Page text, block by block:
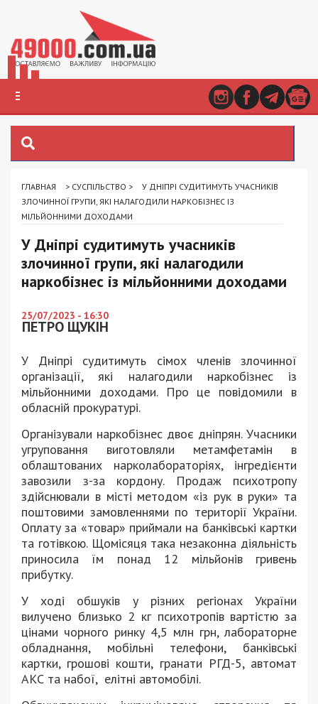
ГЛАВНАЯ > СУСПІЛЬСТВО >
У ДНІПРІ СУДИТИМУТЬ УЧАСНИКІВ
ЗЛОЧИННОЇ ГРУПИ, ЯКІ НАЛАГОДИЛИ НАРКОБІЗНЕС ІЗ
МІЛЬЙОННИМИ ДОХОДАМИ
У Дніпрі судитимуть учасників
злочинної групи, які налагодили
наркобізнес із мільйонними доходами
25/07/2023 - 16:30
ПЕТРО ЩУКІН
У Дніпрі судитимуть сімох членів злочинної
організації, які налагодили наркобізнес із
мільйонними доходами. Про це повідомили в
обласній прокуратурі.
Організували наркобізнес двоє дніпрян. Учасники
угруповання виготовляли метамфетамін в
облаштованих нарколабораторіях, інгредієнти
завозили з-за кордону. Продаж психотропу
здійснювали в місті методом «із рук в руки» та
поштовими замовленнями по території України.
Оплату за «товар» приймали на банківські картки
та готівкою. Щомісяця така незаконна діяльність
приносила їм понад 12 мільйонів гривень
прибутку.
У ході обшуків у різних регіонах України
вилучено близько 2 кг психотропів вартістю за
цінами чорного ринку 4,5 млн грн, лабораторне
обладнання, мобільні телефони, банківські
картки, грошові кошти, гранати РГД-5, автомат
АКС та набої, елітні автомобілі.